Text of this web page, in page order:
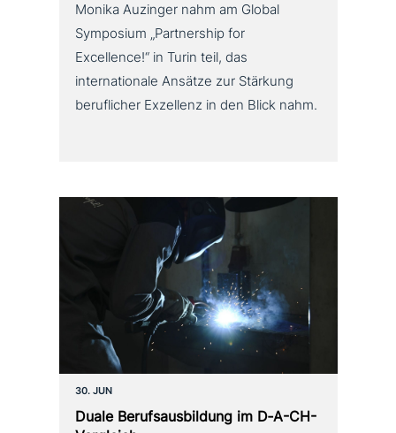
Monika Auzinger nahm am Global
Symposium „Partnership for
Excellence!“ in Turin teil, das
internationale Ansätze zur Stärkung
beruflicher Exzellenz in den Blick nahm.
30. JUN
Duale Berufsausbildung im D‑A-CH-